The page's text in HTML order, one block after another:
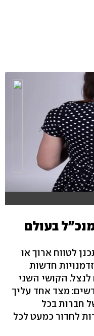
בעולם
לטווח ארוך או
חדשות
הקושי השני
מצד אחד עליך
חברות בכל
לחדור כמעט לכל